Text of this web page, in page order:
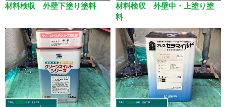
材料検収 外壁下塗り塗料
材料検収 外壁中・上塗り塗
料